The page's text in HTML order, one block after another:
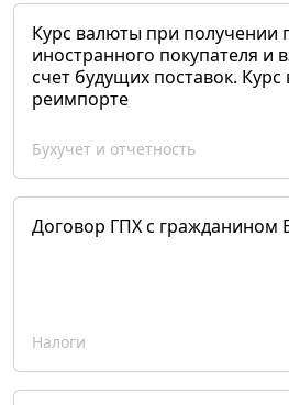
Курс валюты при получении
иностранного покупателя и
счет будущих поставок.
реимпорте
Бухучет и отчетность
Договор ГПХ с гражданином
Налоги